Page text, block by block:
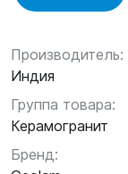
Производитель:
Индия
Группа товара:
Керамогранит
Бренд: